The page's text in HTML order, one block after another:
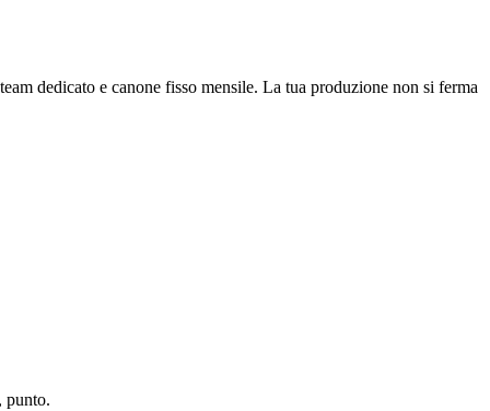
dedicato e canone fisso mensile. La tua produzione non si ferma
punto.